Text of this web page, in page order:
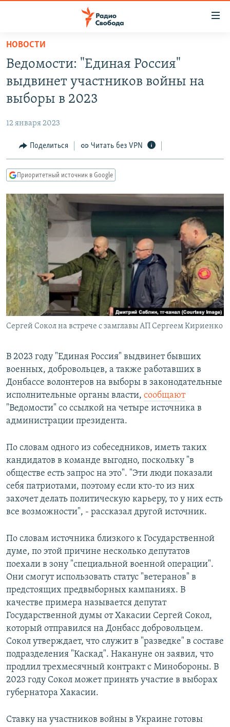
упрощенного
доступа
основному
Вернутся
Вернутся
поиску
ПОДКАСТЫ
АВТОРСКИЕ ПРОЕКТЫ
МНЕНИЯ
КУЛЬТУРА
КАВКАЗ.РЕАЛИИ
СЕВЕР.РЕАЛИИ
СИБИРЬ.РЕАЛИИ
РАСПИСАНИЕ ВЕЩАНИЯ
ПОДПИШИТЕСЬ НА РАССЫЛКУ
СОЦИАЛЬНЫЕ СЕТИ
Все сайты РСЕ/РС
НОВОСТИ
Ведомости: "Единая Россия"
выдвинет участников войны на
выборы в 2023
12 января 2023
Поделиться Читать без VPN
Приоритетный источник в Google
Сергей Сокол на встрече с замглавы АП Сергеем Кириенко
В 2023 году "Единая Россия" выдвинет бывших
военных, добровольцев, а также работавших в
Донбассе волонтеров на выборы в законодательные
исполнительные органы власти, сообщают
"Ведомости" со ссылкой на четыре источника в
администрации президента.
По словам одного из собеседников, иметь таких
кандидатов в команде выгодно, поскольку "в
обществе есть запрос на это". "Эти люди показали
себя патриотами, поэтому если кто-то из них
захочет делать политическую карьеру, то у них есть
все возможности", - рассказал другой источник.
По словам источника близкого к Государственной
думе, по этой причине несколько депутатов
поехали в зону "специальной военной операции".
Они смогут использовать статус "ветеранов" в
предстоящих предвыборных кампаниях. В
качестве примера называется депутат
Государственной думы от Хакасии Сергей Сокол,
который отправился на Донбасс добровольцем.
Сокол утверждает, что служит в "разведке" в составе
подразделения "Каскад". Накануне он заявил, что
продлил трехмесячный контракт с Минобороны. В
2023 году Сокол может принять участие в выборах
губернатора Хакасии.
Ставку на участников войны в Украине готовы